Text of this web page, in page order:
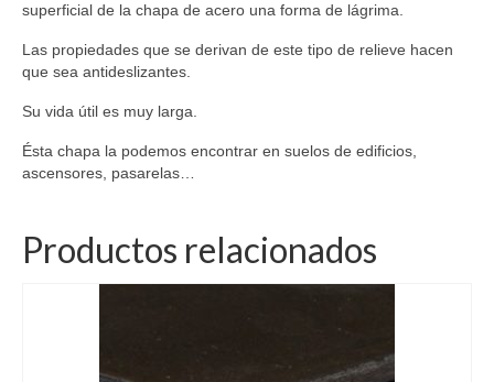
superficial de la chapa de acero una forma de lágrima.
Las propiedades que se derivan de este tipo de relieve hacen
que sea antideslizantes.
Su vida útil es muy larga.
Ésta chapa la podemos encontrar en suelos de edificios,
ascensores, pasarelas…
Productos relacionados